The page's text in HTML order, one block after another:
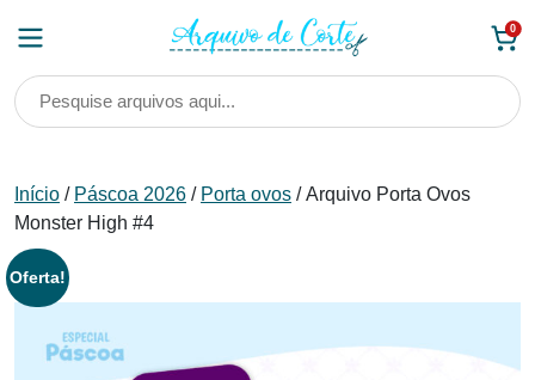
0
Início / Páscoa 2026 / Porta ovos / Arquivo Porta Ovos
Monster High #4
Oferta!